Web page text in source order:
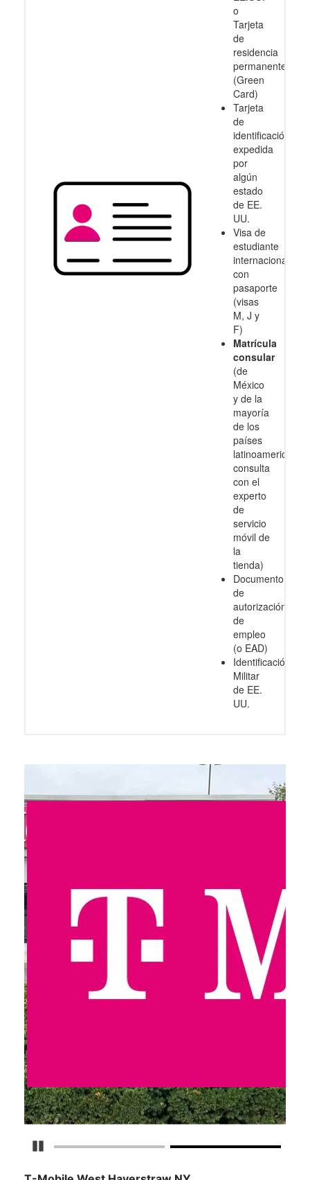
o
Tarjeta
de
residencia
permanente
(Green
Card)
Tarjeta
de
identificación
expedida
por
algún
estado
de EE.
UU.
Visa de
estudiante
internacional
con
pasaporte
(visas
M, J y
F)
Matrícula
consular
(de
México
y de la
mayoría
de los
países
latinoamericanos,
consulta
con el
experto
de
servicio
móvil de
la
tienda)
Documento
de
autorización
de
empleo
(o EAD)
Identificación
Militar
de EE.
UU.
Detener carrusel